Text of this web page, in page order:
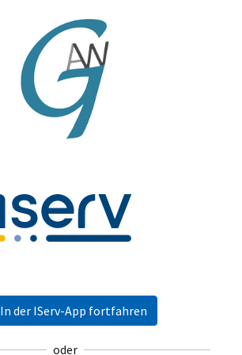
In der IServ-App fortfahren
oder